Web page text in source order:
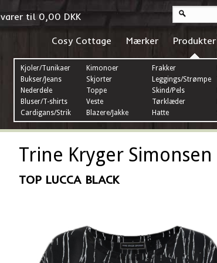
varer til0,00 DKK
Cosy Cottage Mærker Produkter
Kjoler/Tunikaer
Bukser/Jeans
Nederdele
Bluser/T-shirts
Cardigans/Strik
Kimonoer
Skjorter
Toppe
Veste
Blazere/Jakke
Frakker
Leggings/Strømper
Skind/Pels
Tørklæder
Hatte
Trine Kryger Simonsen
TOP LUCCA BLACK